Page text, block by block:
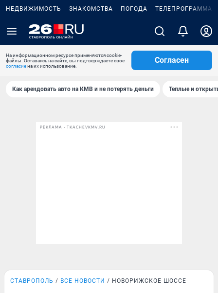
НЕДВИЖИМОСТЬ ЗНАКОМСТВА ПОГОДА ТЕЛЕПРОГРАММА
На информационном ресурсе применяются cookie-
файлы. Оставаясь на сайте, вы подтверждаете свое
согласиена их использование.
Согласен
Как арендовать авто на КМВ и не потерять деньги Теплые и
РЕКЛАМА • TKACHEVKMV.RU
СТАВРОПОЛЬ ВСЕ НОВОСТИ НОВОРИЖСКОЕ ШОССЕ